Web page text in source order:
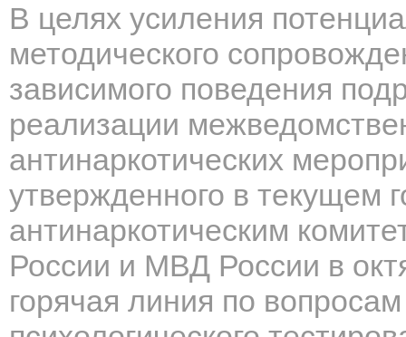
В целях усиления
методического
зависимого поведения
реализации
антинаркотических
утвержденного в текущем
антинаркотическим
России и МВД России в
горячая линия по